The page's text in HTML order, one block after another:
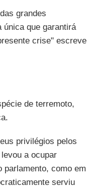
grandes
única que garantirá
crise" escreve
de terremoto,
privilégios pelos
a ocupar
como em
serviu